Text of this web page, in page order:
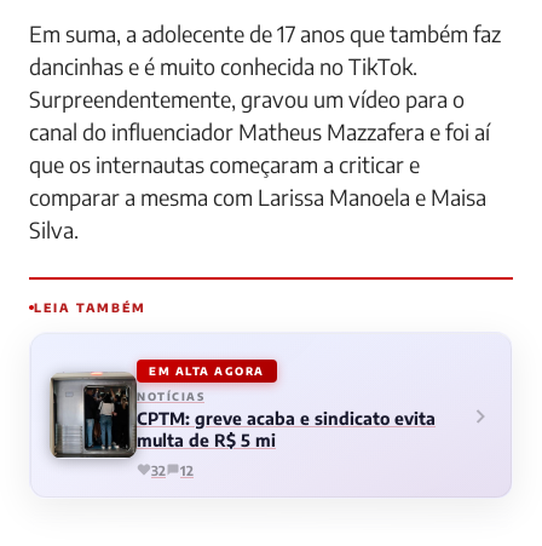
Em suma, a adolecente de 17 anos que também faz
dancinhas e é muito conhecida no TikTok.
Surpreendentemente, gravou um vídeo para o
canal do influenciador Matheus Mazzafera e foi aí
que os internautas começaram a criticar e
comparar a mesma com Larissa Manoela e Maisa
Silva.
LEIA TAMBÉM
EM ALTA AGORA
NOTÍCIAS
CPTM: greve acaba e sindicato evita
multa de R$ 5 mi
32 12